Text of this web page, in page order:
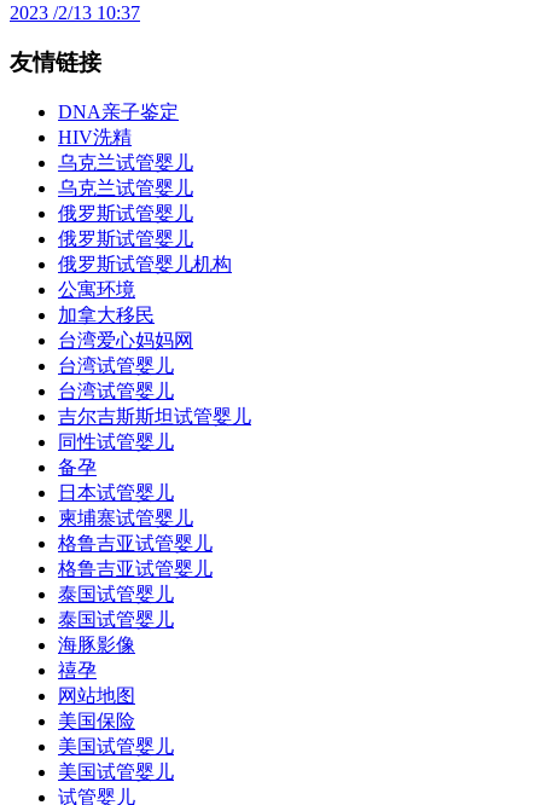
2023 /2/13 10:37
友情链接
DNA亲子鉴定
HIV洗精
乌克兰试管婴儿
乌克兰试管婴儿
俄罗斯试管婴儿
俄罗斯试管婴儿
俄罗斯试管婴儿机构
公寓环境
加拿大移民
台湾爱心妈妈网
台湾试管婴儿
台湾试管婴儿
吉尔吉斯斯坦试管婴儿
同性试管婴儿
备孕
日本试管婴儿
柬埔寨试管婴儿
格鲁吉亚试管婴儿
格鲁吉亚试管婴儿
泰国试管婴儿
泰国试管婴儿
海豚影像
禧孕
网站地图
美国保险
美国试管婴儿
美国试管婴儿
试管婴儿